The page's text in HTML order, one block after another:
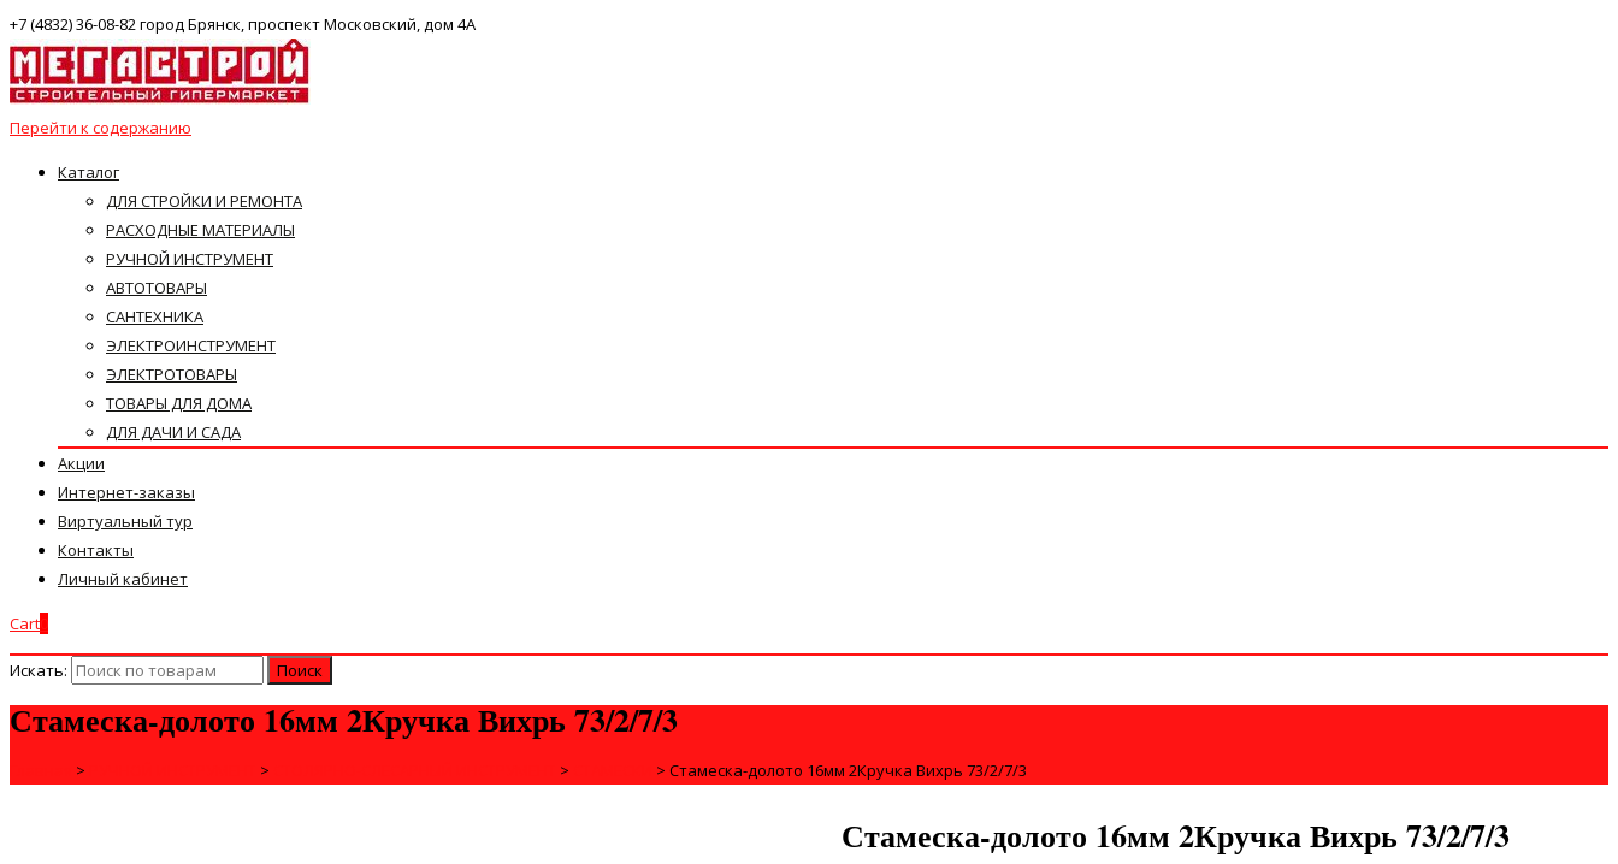
+7 (4832) 36-08-82 город Брянск, проспект Московский, дом 4А
Перейти к содержанию
Каталог
ДЛЯ СТРОЙКИ И РЕМОНТА
РАСХОДНЫЕ МАТЕРИАЛЫ
РУЧНОЙ ИНСТРУМЕНТ
АВТОТОВАРЫ
САНТЕХНИКА
ЭЛЕКТРОИНСТРУМЕНТ
ЭЛЕКТРОТОВАРЫ
ТОВАРЫ ДЛЯ ДОМА
ДЛЯ ДАЧИ И САДА
Акции
Интернет-заказы
Виртуальный тур
Контакты
Личный кабинет
Cart
Искать:
Стамеска-долото 16мм 2Кручка Вихрь 73/2/7/3
> > > > Стамеска-долото 16мм 2Кручка Вихрь 73/2/7/3
Стамеска-долото 16мм 2Кручка Вихрь 73/2/7/3